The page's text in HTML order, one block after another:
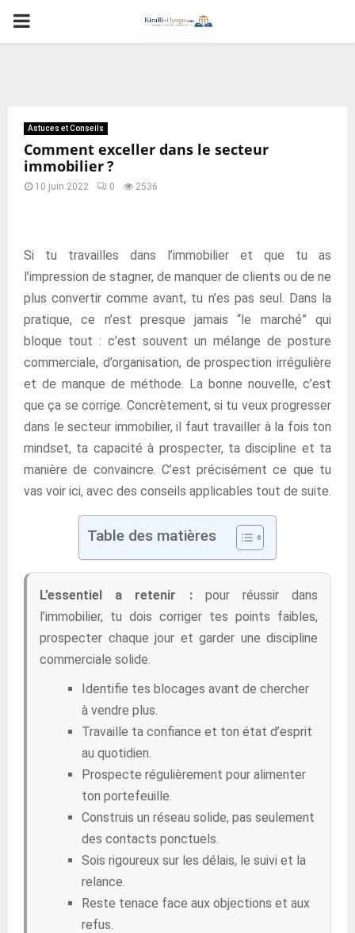
PRIMARY
Astuces et Conseils
Comment exceller dans le secteur
immobilier ?
10 juin 2022 0 2536
Si tu travailles dans l’immobilier et que tu as
l’impression de stagner, de manquer de clients ou de ne
plus convertir comme avant, tu n’es pas seul. Dans la
pratique, ce n’est presque jamais “le marché” qui
bloque tout : c’est souvent un mélange de posture
commerciale, d’organisation, de prospection irrégulière
et de manque de méthode. La bonne nouvelle, c’est
que ça se corrige. Concrètement, si tu veux progresser
dans le secteur immobilier, il faut travailler à la fois ton
mindset, ta capacité à prospecter, ta discipline et ta
manière de convaincre. C’est précisément ce que tu
vas voir ici, avec des conseils applicables tout de suite.
Table des matières
L’essentiel a retenir :pour réussir dans
l’immobilier, tu dois corriger tes points faibles,
prospecter chaque jour et garder une discipline
commerciale solide.
Identifie tes blocages avant de chercher
à vendre plus.
Travaille ta confiance et ton état d’esprit
au quotidien.
Prospecte régulièrement pour alimenter
ton portefeuille.
Construis un réseau solide, pas seulement
des contacts ponctuels.
Sois rigoureux sur les délais, le suivi et la
relance.
Reste tenace face aux objections et aux
refus.